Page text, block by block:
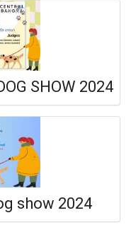
SHOW 2024
show 2024